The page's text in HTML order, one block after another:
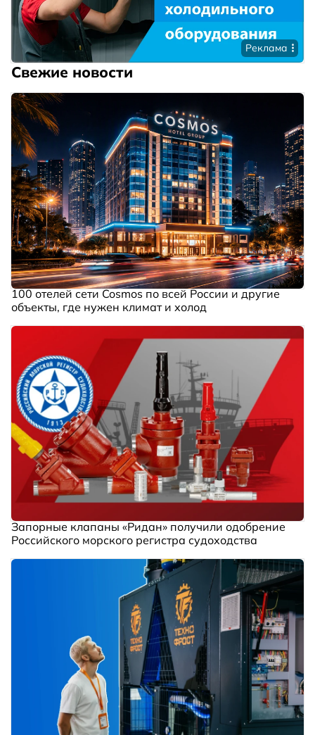
Реклама
Свежие новости
100 отелей сети Cosmos по всей России и другие
объекты, где нужен климат и холод
Запорные клапаны «Ридан» получили одобрение
Российского морского регистра судоходства